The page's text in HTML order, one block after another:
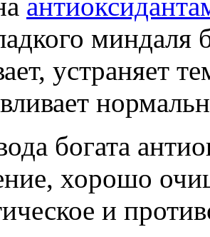
миндаля
устраняет
богата
хорошо
и